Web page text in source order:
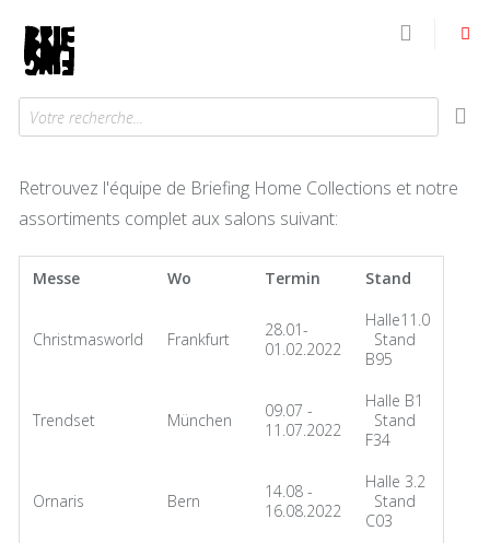
Votre recherche...
Retrouvez l'équipe de Briefing Home Collections et notre
assortiments complet aux salons suivant:
Messe Wo Termin Stand
Christmasworld Frankfurt
28.01-
01.02.2022
Halle11.0
Stand
B95
Trendset München
09.07 -
11.07.2022
Halle B1
Stand
F34
Ornaris Bern
14.08 -
16.08.2022
Halle 3.2
Stand
C03